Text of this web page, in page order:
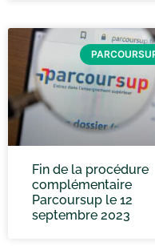
Fin de la procédure
complémentaire
Parcoursup le 12
septembre 2023